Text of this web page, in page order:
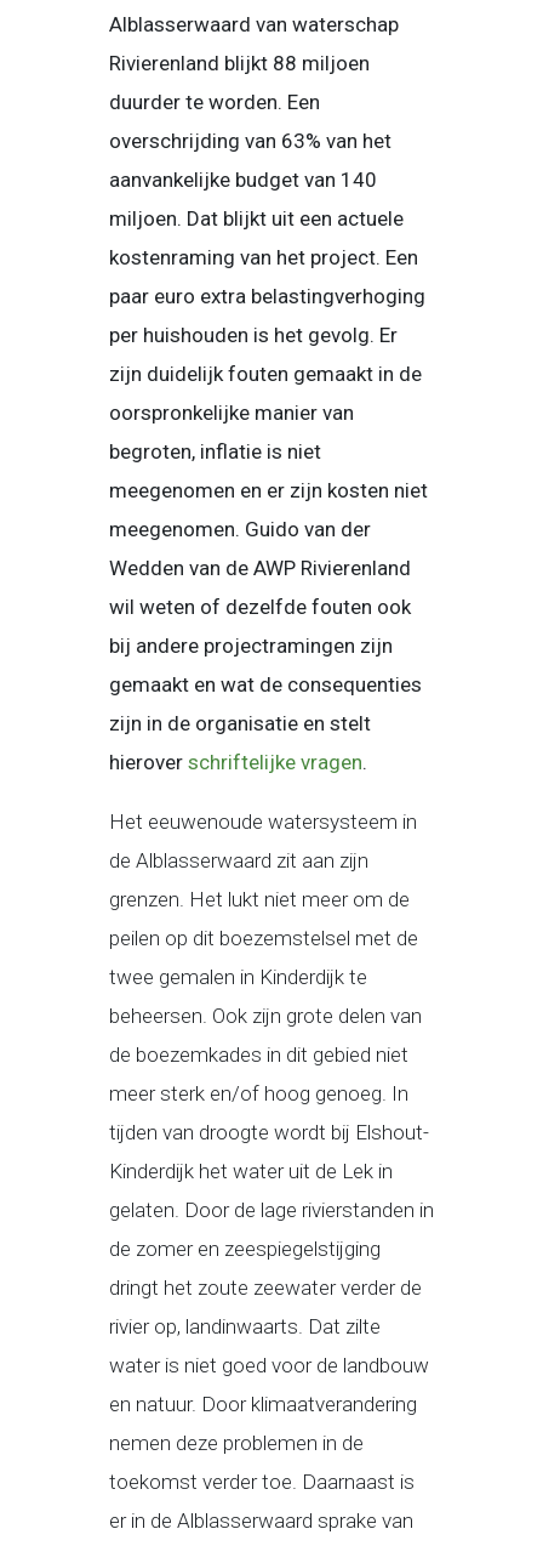
Alblasserwaard van waterschap
Rivierenland blijkt 88 miljoen
duurder te worden. Een
overschrijding van 63% van het
aanvankelijke budget van 140
miljoen. Dat blijkt uit een actuele
kostenraming van het project. Een
paar euro extra belastingverhoging
per huishouden is het gevolg. Er
zijn duidelijk fouten gemaakt in de
oorspronkelijke manier van
begroten, inflatie is niet
meegenomen en er zijn kosten niet
meegenomen. Guido van der
Wedden van de AWP Rivierenland
wil weten of dezelfde fouten ook
bij andere projectramingen zijn
gemaakt en wat de consequenties
zijn in de organisatie en stelt
hierover schriftelijke vragen.
Het eeuwenoude watersysteem in
de Alblasserwaard zit aan zijn
grenzen. Het lukt niet meer om de
peilen op dit boezemstelsel met de
twee gemalen in Kinderdijk te
beheersen. Ook zijn grote delen van
de boezemkades in dit gebied niet
meer sterk en/of hoog genoeg. In
tijden van droogte wordt bij Elshout-
Kinderdijk het water uit de Lek in
gelaten. Door de lage rivierstanden in
de zomer en zeespiegelstijging
dringt het zoute zeewater verder de
rivier op, landinwaarts. Dat zilte
water is niet goed voor de landbouw
en natuur. Door klimaatverandering
nemen deze problemen in de
toekomst verder toe. Daarnaast is
er in de Alblasserwaard sprake van